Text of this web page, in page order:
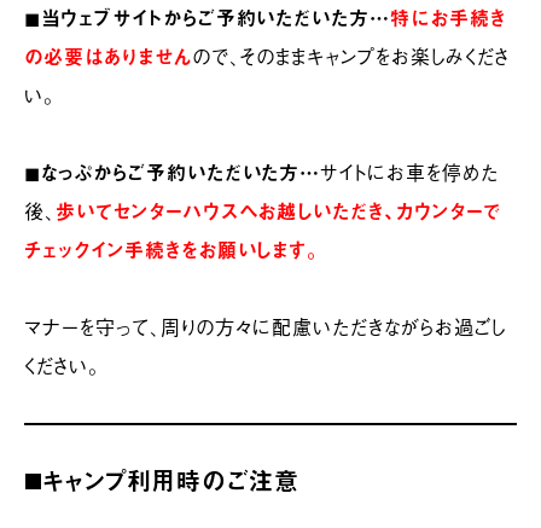
◼︎当ウェブサイトからご予約いただいた方…特にお手続き
の必要はありませんので、そのままキャンプをお楽しみくださ
い。
◼︎なっぷからご予約いただいた方…サイトにお車を停めた
後、 歩いてセンターハウスへお越しいただき、カウンターで
チェックイン手続きをお願いします。
マナーを守って、周りの方々に配慮いただきながらお過ごし
ください。
◼️キャンプ利用時のご注意